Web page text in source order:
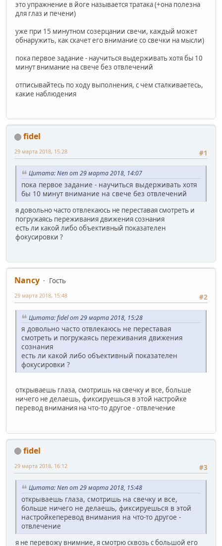
это упражнение в йоге называется тратака (+она полезна
для глаз и печени)
уже при 15 минутном созерцании свечи, каждый может
обнаружить, как скачет его внимание со свечки на мысли)
пока первое задание - научиться выдерживать хотя бы 10
минут внимание на свече без отвлечений
отписывайтесь по ходу выполнения, с чем сталкиваетесь,
какие наблюдения
fidel
#1
29 марта 2018, 15:28
Цитата: Nen от 29 марта 2018, 14:07
пока первое задание - научиться выдерживать хотя
бы 10 минут внимание на свече без отвлечений
я довольно часто отвлекаюсь не переставая смотреть и
погружаясь переживания движения сознания
есть ли какой либо объективный показателен
фокусировки ?
Nancy
Гость
#2
29 марта 2018, 15:48
Цитата: fidel от 29 марта 2018, 15:28
я довольно часто отвлекаюсь не переставая
смотреть и погружаясь переживания движения
сознания
есть ли какой либо объективный показателен
фокусировки ?
открываешь глаза, смотришь на свечку и все, больше
ничего не делаешь, фиксируешься в этой настройке
перевод внимания на что-то другое - отвлечение
fidel
#3
29 марта 2018, 16:12
Цитата: Nen от 29 марта 2018, 15:48
открываешь глаза, смотришь на свечку и все,
больше ничего не делаешь, фиксируешься в этой
настройкеперевод внимания на что-то другое -
отвлечение
я не перевожу внимние, я смотрю сквозь c большой его